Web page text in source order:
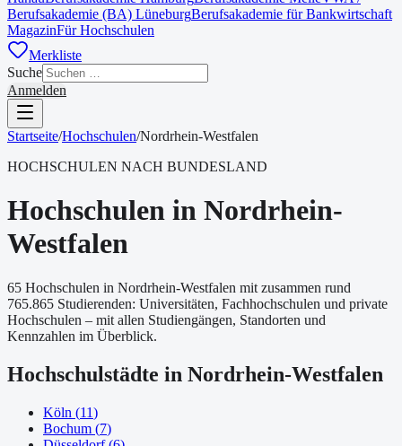
Berufsakademie (BA) LüneburgBerufsakademie für Bankwirtschaft
MagazinFür Hochschulen
Merkliste
Suche
Anmelden
Startseite/Hochschulen/Nordrhein-Westfalen
HOCHSCHULEN NACH BUNDESLAND
Hochschulen in Nordrhein-
Westfalen
65 Hochschulen in Nordrhein-Westfalen mit zusammen rund
765.865 Studierenden: Universitäten, Fachhochschulen und private
Hochschulen – mit allen Studiengängen, Standorten und
Kennzahlen im Überblick.
Hochschulstädte in Nordrhein-Westfalen
Köln (11)
Bochum (7)